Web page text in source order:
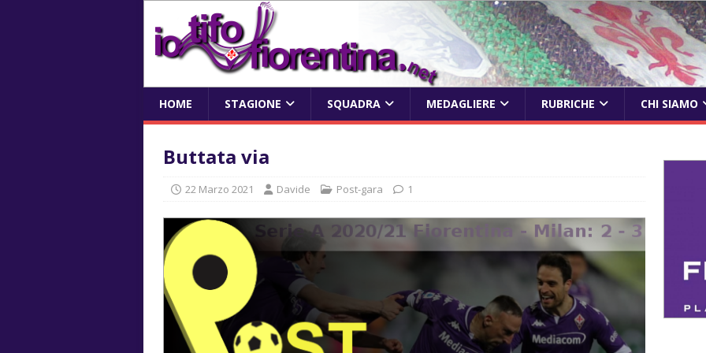
HOME STAGIONE SQUADRA MEDAGLIERE RUBRICHE CHI SIAMO
Buttata via
22 Marzo 2021 Davide Post-gara 1